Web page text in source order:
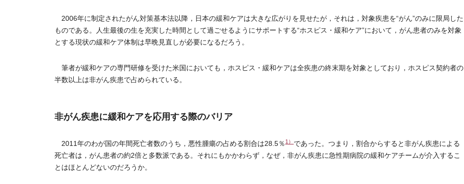
2006年に制定されたがん対策基本法以降，日本の緩和ケアは大きな広がりを見せたが，それは，対象疾患を“がん”のみに限局した
ものである。人生最後の生を充実した時間として過ごせるようにサポートする“ホスピス・緩和ケア”において，がん患者のみを対象
とする現状の緩和ケア体制は早晩見直しが必要になるだろう。
筆者が緩和ケアの専門研修を受けた米国においても，ホスピス・緩和ケアは全疾患の終末期を対象としており，ホスピス契約者の
半数以上は非がん疾患で占められている。
非がん疾患に緩和ケアを応用する際のバリア
2011年のわが国の年間死亡者数のうち，悪性腫瘍の占める割合は28.5％ 1） であった。つまり，割合からすると非がん疾患による
死亡者は，がん患者の約2倍と多数派である。それにもかかわらず，なぜ，非がん疾患に急性期病院の緩和ケアチームが介入するこ
とはほとんどないのだろうか。